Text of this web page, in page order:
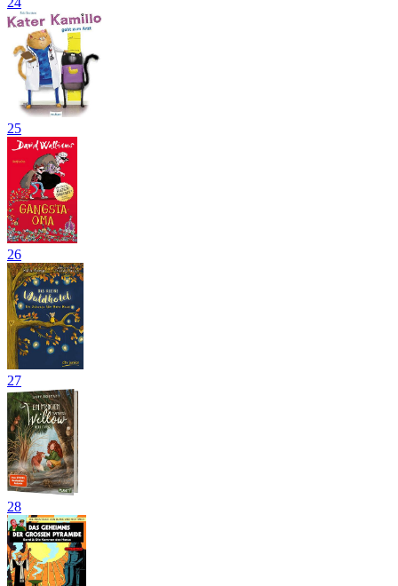
25
26
27
28